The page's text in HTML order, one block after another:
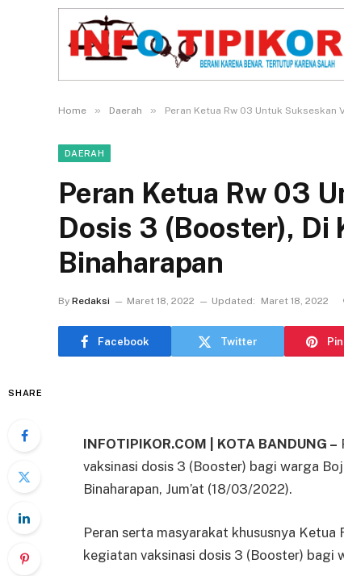
Home » Daerah » Peran Ketua Rw 03 Untuk Sukseskan
DAERAH
Peran Ketua Rw 03
Dosis 3 (Booster), Di
Binaharapan
By Redaksi Maret 18, 2022 Updated: Maret 18, 2022
Facebook Twitter
SHARE
INFOTIPIKOR.COM | KOTA BANDUNG –
vaksinasi dosis 3 (Booster) bagi warga
Binaharapan, Jum’at (18/03/2022).
Peran serta masyarakat khususnya
kegiatan vaksinasi dosis 3 (Booster) bagi